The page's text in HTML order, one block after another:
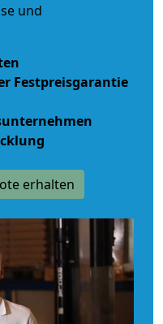
und
Festpreisgarantie
erhalten